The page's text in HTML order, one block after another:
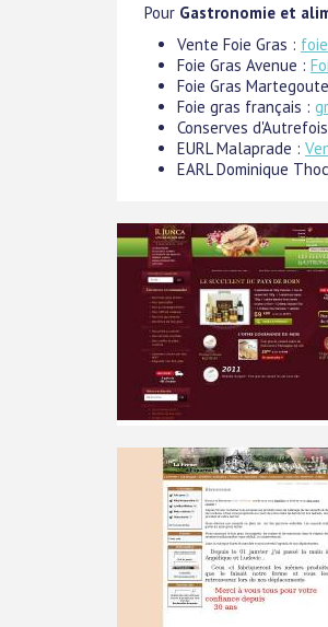
Pour Gastronomie et
Vente Foie Gras :
Foie Gras Avenue :
Foie Gras
Foie gras français :
Conserves
EURL Malaprade :
EARL Dominique